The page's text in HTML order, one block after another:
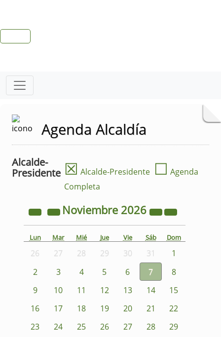
Agenda Alcaldía
Alcalde-
Presidente ☒ Alcalde-Presidente ☐ Agenda
Completa
Noviembre 2026
Lun Mar Mié Jue Vie Sáb Dom
26 27 28 29 30 31
1
2
3 4 5 6 7
8
9
10 11 12 13 14
15
16
17 18 19 20 21
22
23
24 25 26 27 28
29